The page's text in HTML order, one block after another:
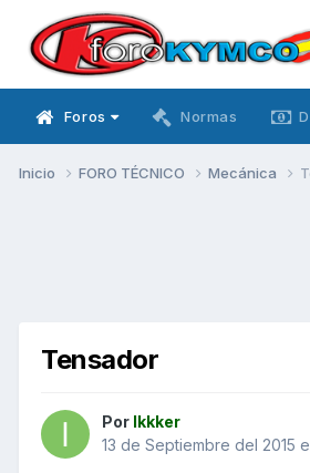
Foros Normas
Inicio FORO TÉCNICO Mecánica
Tensador
Por Ikkker
13 de Septiembre del 2015